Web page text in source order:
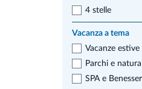
4 stelle
Vacanza a tema
Vacanze estive
Parchi e natura
SPA e